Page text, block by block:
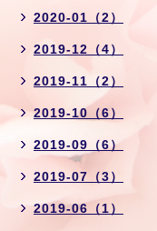
2020-01（2）
2019-12（4）
2019-11（2）
2019-10（6）
2019-09（6）
2019-07（3）
2019-06（1）